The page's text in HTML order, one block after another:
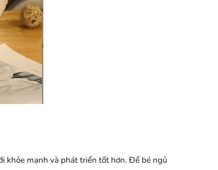
khỏe mạnh và phát triển tốt hơn. Để bé ngủ